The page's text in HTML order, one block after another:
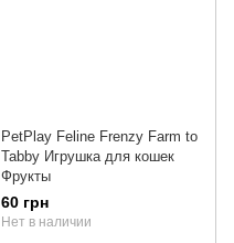
PetPlay Feline Frenzy Farm to
Tabby Игрушка для кошек
Фрукты
60 грн
Нет в наличии